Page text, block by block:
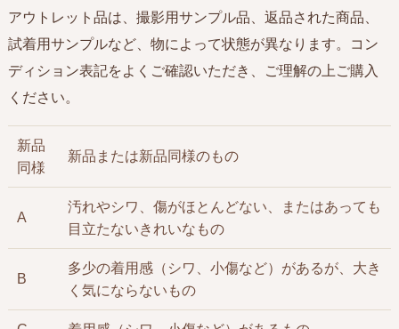
アウトレット品は、撮影用サンプル品、返品された商品、
試着用サンプルなど、物によって状態が異なります。コン
ディション表記をよくご確認いただき、ご理解の上ご購入
ください。
新品
同様
新品または新品同様のもの
A
汚れやシワ、傷がほとんどない、またはあっても
目立たないきれいなもの
B
多少の着用感（シワ、小傷など）があるが、大き
く気にならないもの